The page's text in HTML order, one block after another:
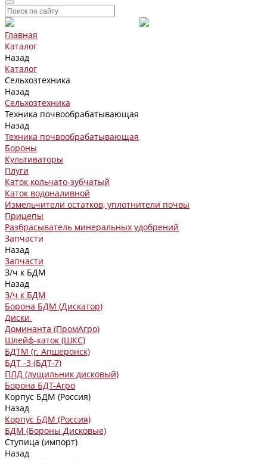
Главная
Каталог
Назад
Каталог
Сельхозтехника
Назад
Сельхозтехника
Техника почвообрабатывающая
Назад
Техника почвообрабатывающая
Бороны
Культиваторы
Плуги
Каток кольчато-зубчатый
Каток водоналивной
Измельчители остатков, уплотнители почвы
Прицепы
Разбрасыватель минеральных удобрений
Запчасти
Назад
Запчасти
З/ч к БДМ
Назад
З/ч к БДМ
Борона БДМ (Дискатор)
Диски
Доминанта (ПромАгро)
Шлейф-каток (ШКС)
БДТМ (г. Апшеронск)
БДТ -3 (БДТ-7)
ПЛД (лущильник дисковый)
Борона БДТ-Агро
Корпус БДМ (Россия)
Назад
Корпус БДМ (Россия)
БДМ (Бороны Дисковые)
Ступица (импорт)
Назад